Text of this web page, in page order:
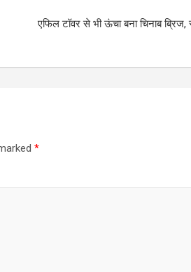
एफिल टॉवर से भी ऊंचा बना चिनाब ब्रिज,
*